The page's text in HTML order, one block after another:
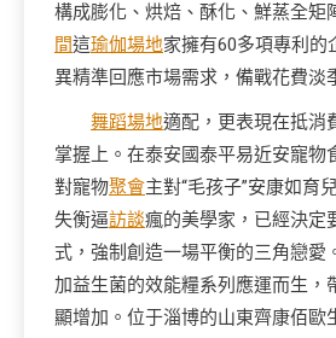
構成膨化、烘焙、酥化、鮮蒸全矩
間這瑜伽場地家擁有60多項專利的
異精準回應市場需求，備戰花費淡
舞蹈場地適配，更表現在抵消
掌握上。在泰安國泰平易近安寵物
對寵物聚會主對“毛孩子”安康如育
失衡逼訪談瘋的美學家，已經決定
式，強制創造一場平衡的三角戀愛
加益生菌的效能糧系列應運而生，
顯增加。位于淄博的山東齊康佰歐